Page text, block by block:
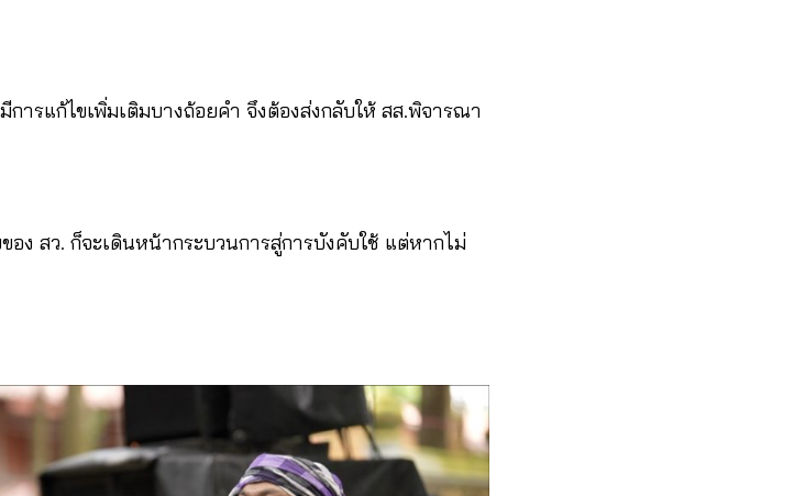
รแก้ไขเพิ่มเติมบางถ้อยคำ จึงต้องส่งกลับให้ สส.พิจารณา
ง สว. ก็จะเดินหน้ากระบวนการสู่การบังคับใช้ แต่หากไม่